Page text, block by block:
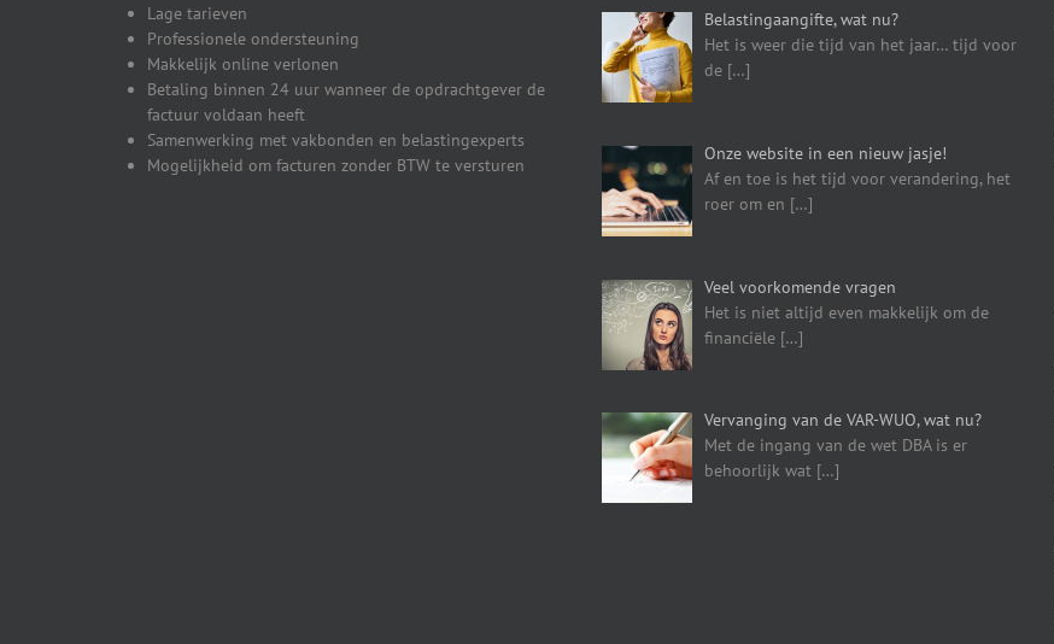
Lage tarieven
Professionele ondersteuning
Makkelijk online verlonen
Betaling binnen 24 uur wanneer de opdrachtgever de
factuur voldaan heeft
Samenwerking met vakbonden en belastingexperts
Mogelijkheid om facturen zonder BTW te versturen
Belastingaangifte, wat nu?
Het is weer die tijd van het jaar… tijd voor
de […]
Onze website in een nieuw jasje!
Af en toe is het tijd voor verandering, het
roer om en […]
Veel voorkomende vragen
Het is niet altijd even makkelijk om de
financiële […]
Vervanging van de VAR-WUO, wat nu?
Met de ingang van de wet DBA is er
behoorlijk wat […]